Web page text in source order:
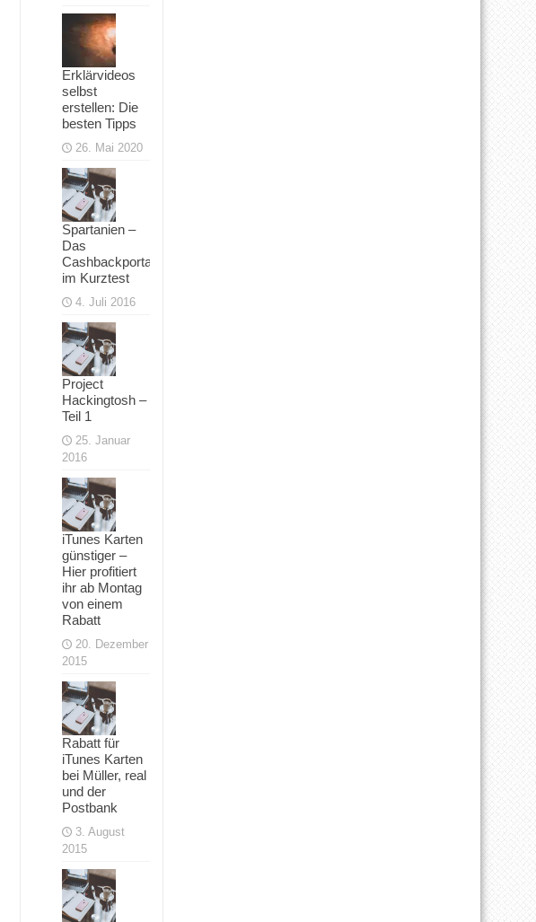
Erklärvideos
selbst
erstellen: Die
besten Tipps
26. Mai 2020
Spartanien –
Das
Cashbackportal
im Kurztest
4. Juli 2016
Project
Hackingtosh –
Teil 1
25. Januar
2016
iTunes Karten
günstiger –
Hier profitiert
ihr ab Montag
von einem
Rabatt
20. Dezember
2015
Rabatt für
iTunes Karten
bei Müller, real
und der
Postbank
3. August
2015